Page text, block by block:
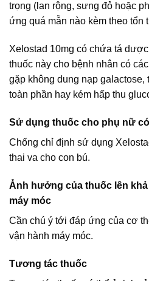
trọng (lan rộng, sưng đỏ hoặc
ứng quá mẫn nào kèm theo tổn
Xelostad 10mg có chứa tá
thuốc này cho bệnh nhân có
gặp không dung nạp galactose,
toàn phần hay kém hấp thu
Sử dụng thuốc cho phụ nữ
Chống chỉ định sử dụng
thai va cho con bú.
Ảnh hưởng của thuốc lên
máy móc
Cần chú ý tới đáp ứng của cơ
vận hành máy móc.
Tương tác thuốc